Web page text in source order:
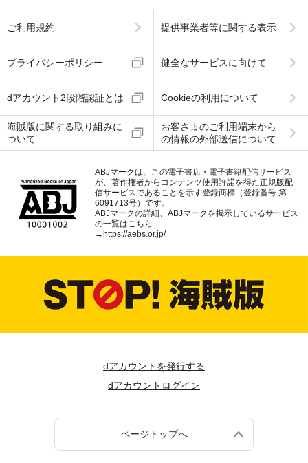
ご利用規約 提供事業者等に関する表示
プライバシーポリシー 健全なサービスに向けて
dアカウント2段階認証とは Cookieの利用について
海賊版に関する取り組みに
ついて
お客さまのご利用端末から
の情報の外部送信について
ABJマークは、この電子書店・電子書籍配信サービス
が、著作権者からコンテンツ使用許諾を得た正規版配
信サービスであることを示す登録商標（登録番号 第
6091713号）です。
ABJマークの詳細、ABJマークを掲示しているサービス
の一覧はこちら
→ https://aebs.or.jp/
dアカウントを発行する
dアカウントログイン
ページトップへ